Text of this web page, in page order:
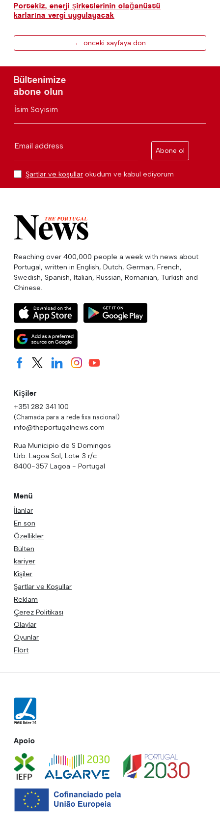
Portekiz, enerji şirketlerinin olağanüstü
karlarına vergi uygulayacak
← önceki sayfaya dön
Bültenimize
abone olun
İsim Soyisim
Email address
Abone ol
Şartlar ve koşullar okudum ve kabul ediyorum
Reaching over 400,000 people a week with news about
Portugal, written in English, Dutch, German, French,
Swedish, Spanish, Italian, Russian, Romanian, Turkish and
Chinese.
Kişiler
+351 282 341 100
(Chamada para a rede fixa nacional)
info@theportugalnews.com
Rua Municipio de S Domingos
Urb. Lagoa Sol, Lote 3 r/c
8400-357 Lagoa - Portugal
Menü
İlanlar
En son
Özellikler
Bülten
kariyer
Kişiler
Şartlar ve Koşullar
Reklam
Çerez Politikası
Olaylar
Oyunlar
Flört
Apoio